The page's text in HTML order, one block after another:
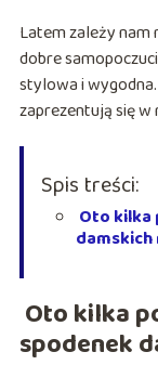
Latem zależy
dobre
stylowa i
zaprezentują się
Spis treści:
Oto kilka
damskich
Oto kilka
spodenek